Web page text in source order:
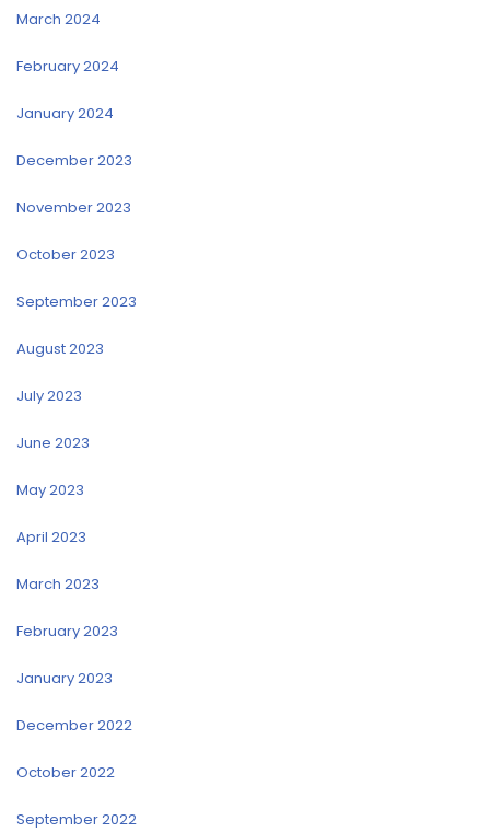
March 2024
February 2024
January 2024
December 2023
November 2023
October 2023
September 2023
August 2023
July 2023
June 2023
May 2023
April 2023
March 2023
February 2023
January 2023
December 2022
October 2022
September 2022